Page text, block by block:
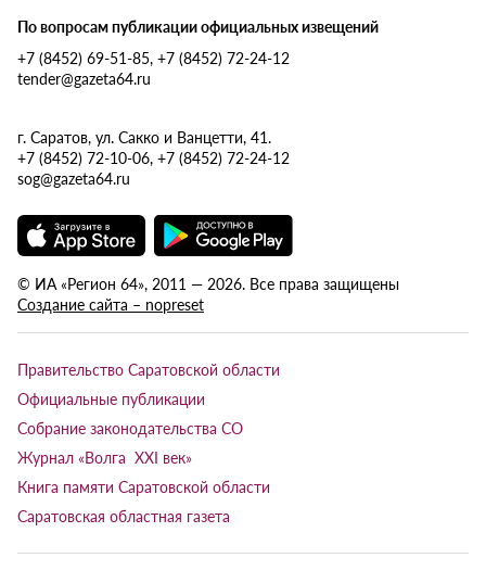
По вопросам публикации официальных извещений
+7 (8452) 69-51-85, +7 (8452) 72-24-12
tender@gazeta64.ru
г. Саратов, ул. Сакко и Ванцетти, 41.
+7 (8452) 72-10-06, +7 (8452) 72-24-12
sog@gazeta64.ru
© ИА «Регион 64», 2011 — 2026. Все права защищены
Создание сайта – nopreset
Правительство Саратовской области
Официальные публикации
Собрание законодательства СО
Журнал «Волга XXI век»
Книга памяти Саратовской области
Саратовская областная газета